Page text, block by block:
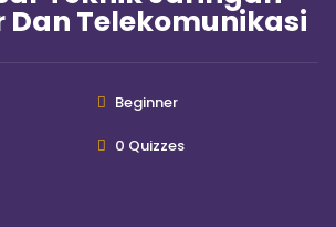
Dan Telekomunikasi
Beginner
0 Quizzes